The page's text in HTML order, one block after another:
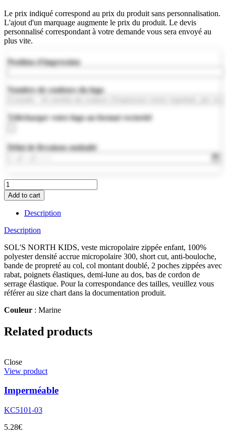
Le prix indiqué correspond au prix du produit sans personnalisation.
L'ajout d'un marquage augmente le prix du produit. Le devis
personnalisé correspondant à votre demande vous sera envoyé au
plus vite.
Position d'impression
Nombre de couleurs du logo
Télécharger votre logo au format vectoriel
Délai de livraison souhaité
S00589-
NY
quantity
Add to cart
Description
Description
SOL'S NORTH KIDS, veste micropolaire zippée enfant, 100%
polyester densité accrue micropolaire 300, short cut, anti-bouloche,
bande de propreté au col, col montant doublé, 2 poches zippées avec
rabat, poignets élastiques, demi-lune au dos, bas de cordon de
serrage élastique. Pour la correspondance des tailles, veuillez vous
référer au size chart dans la documentation produit.
Couleur : Marine
Related products
Close
View product
Imperméable
KC5101-03
5.28€